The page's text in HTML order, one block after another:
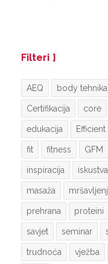
Filteri
AEQ body tehnika
Certifikacija core
edukacija
fit fitness GFM
inspiracija iskustva
masaža
prehrana proteini
savjet seminar
trudnoća vježba